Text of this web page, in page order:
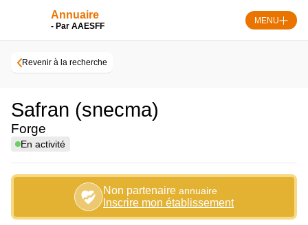
Annuaire
- Par AAESFF
MENU
Revenir à la recherche
Safran (snecma)
Forge
En activité
Non partenaire annuaire
Inscrire mon établissement